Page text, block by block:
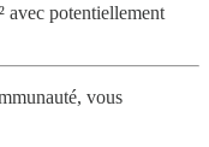
avec potentiellement
vous